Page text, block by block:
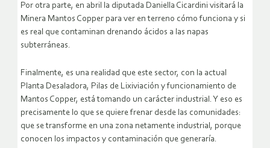
Por otra parte, en abril la diputada Daniella Cicardini visitará la
Minera Mantos Copper para ver en terreno cómo funciona y si
es real que contaminan drenando ácidos a las napas
subterráneas.
Finalmente, es una realidad que este sector, con la actual
Planta Desaladora, Pilas de Lixiviación y funcionamiento de
Mantos Copper, está tomando un carácter industrial. Y eso es
precisamente lo que se quiere frenar desde las comunidades:
que se transforme en una zona netamente industrial, porque
conocen los impactos y contaminación que generaría.